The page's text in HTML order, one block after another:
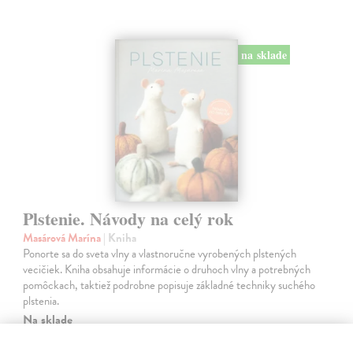
na sklade
Plstenie. Návody na celý rok
Masárová Marína| Kniha
Ponorte sa do sveta vlny a vlastnoručne vyrobených plstených
vecičiek. Kniha obsahuje informácie o druhoch vlny a potrebných
pomôckach, taktiež podrobne popisuje základné techniky suchého
plstenia.
Na sklade